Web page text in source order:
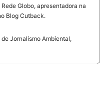
Globo, apresentadora na
Blog Cutback.
Jornalismo Ambiental,